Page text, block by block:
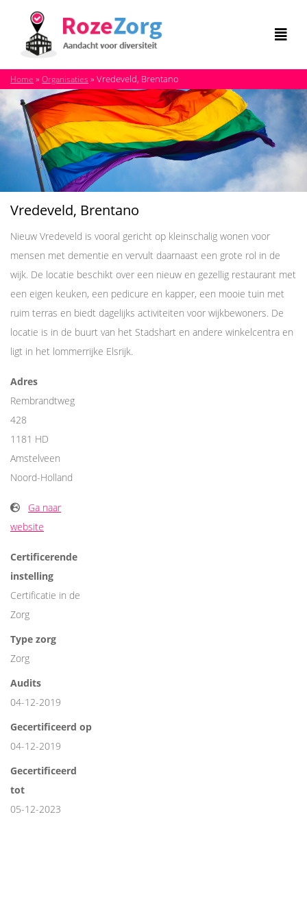
Home » Organisaties » Vredeveld, Brentano
Vredeveld, Brentano
Nieuw Vredeveld is vooral gericht op kleinschalig wonen voor
mensen met dementie en vervult daarnaast een grote rol in de
wijk. De locatie beschikt over een nieuw en gezellig restaurant met
een eigen keuken, een pedicure en kapper, een mooie tuin met
ruim terras en biedt dagelijks activiteiten voor wijkbewoners. De
locatie is in de buurt van het Stadshart en andere winkelcentra en
ligt in het lommerrijke Elsrijk.
Adres
Rembrandtweg
428
1181 HD
Amstelveen
Noord-Holland
Ga naar
website
Certificerende
instelling
Certificatie in de
Zorg
Type zorg
Zorg
Audits
04-12-2019
Gecertificeerd op
04-12-2019
Gecertificeerd
tot
05-12-2023